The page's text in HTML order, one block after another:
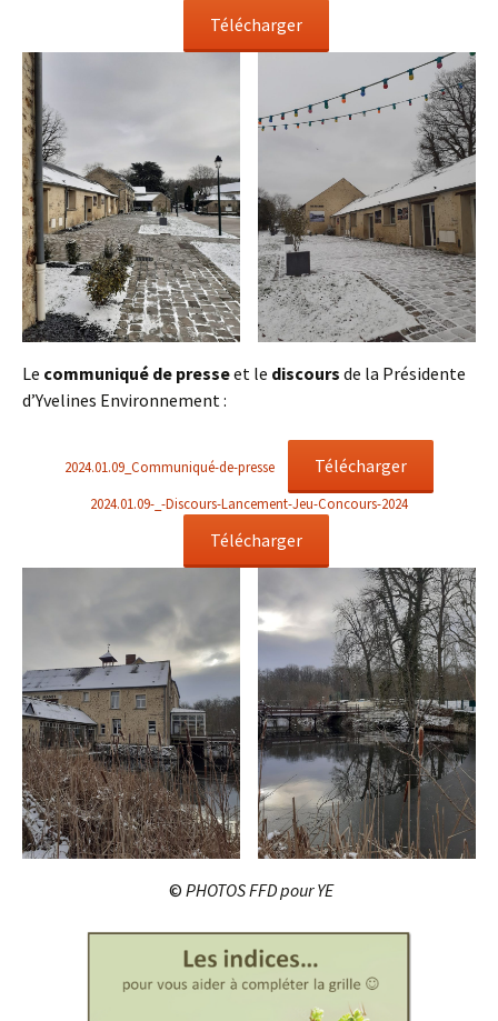
Télécharger
Le communiqué de presseet le discours de la Présidente
d’Yvelines Environnement :
2024.01.09_Communiqué-de-presse Télécharger
2024.01.09-_-Discours-Lancement-Jeu-Concours-2024
Télécharger
​ © PHOTOS FFD pour YE